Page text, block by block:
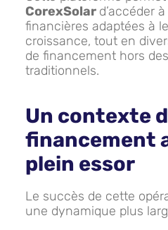
CorexSolar d’accéder
financières adaptées à
croissance, tout en
de financement hors
traditionnels.
Un contexte
financement
plein essor
Le succès de cette
une dynamique plus